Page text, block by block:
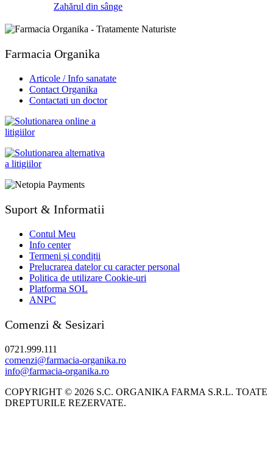
Zahărul din sânge
Farmacia Organika
Articole / Info sanatate
Contact Organika
Contactati un doctor
Suport & Informatii
Contul Meu
Info center
Termeni și condiții
Prelucrarea datelor cu caracter personal
Politica de utilizare Cookie-uri
Platforma SOL
ANPC
Comenzi & Sesizari
0721.999.111
comenzi@farmacia-organika.ro
info@farmacia-organika.ro
COPYRIGHT © 2026 S.C. ORGANIKA FARMA S.R.L. TOATE
DREPTURILE REZERVATE.